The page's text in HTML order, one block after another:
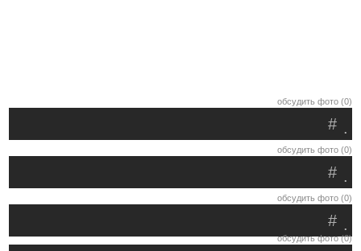
обсудить фото (0)
.
#
обсудить фото (0)
.
#
обсудить фото (0)
.
#
обсудить фото (0)